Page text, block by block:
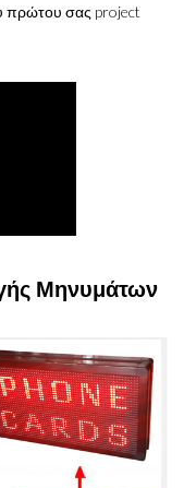
πρώτου σας project
Μηνυμάτων